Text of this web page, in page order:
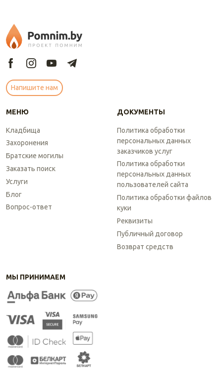
Напишите нам
МЕНЮ
Кладбища
Захоронения
Братские могилы
Заказать поиск
Услуги
Блог
Вопрос-ответ
ДОКУМЕНТЫ
Политика обработки
персональных данных
заказчиков услуг
Политика обработки
персональных данных
пользователей сайта
Политика обработки файлов
куки
Реквизиты
Публичный договор
Возврат средств
МЫ ПРИНИМАЕМ